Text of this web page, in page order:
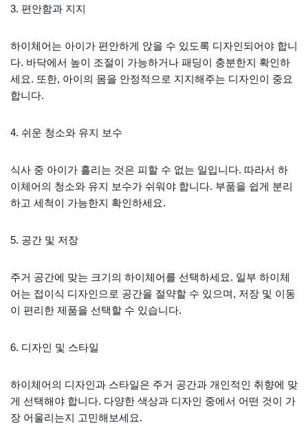
3. 편안함과 지지
하이체어는 아이가 편안하게 앉을 수 있도록 디자인되어야 합니
다. 바닥에서 높이 조절이 가능하거나 패딩이 충분한지 확인하
세요. 또한, 아이의 몸을 안정적으로 지지해주는 디자인이 중요
합니다.
4. 쉬운 청소와 유지 보수
식사 중 아이가 흘리는 것은 피할 수 없는 일입니다. 따라서 하
이체어의 청소와 유지 보수가 쉬워야 합니다. 부품을 쉽게 분리
하고 세척이 가능한지 확인하세요.
5. 공간 및 저장
주거 공간에 맞는 크기의 하이체어를 선택하세요. 일부 하이체
어는 접이식 디자인으로 공간을 절약할 수 있으며, 저장 및 이동
이 편리한 제품을 선택할 수 있습니다.
6. 디자인 및 스타일
하이체어의 디자인과 스타일은 주거 공간과 개인적인 취향에 맞
게 선택해야 합니다. 다양한 색상과 디자인 중에서 어떤 것이 가
장 어울리는지 고민해보세요.